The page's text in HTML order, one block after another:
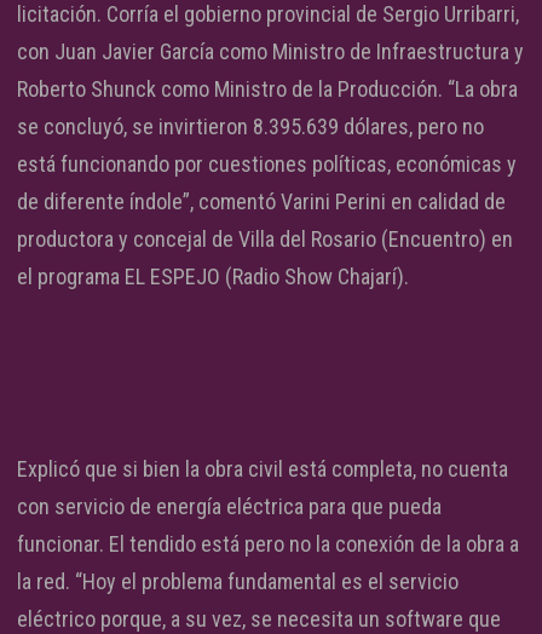
licitación. Corría el gobierno provincial de Sergio Urribarri,
con Juan Javier García como Ministro de Infraestructura y
Roberto Shunck como Ministro de la Producción. “La obra
se concluyó, se invirtieron 8.395.639 dólares, pero no
está funcionando por cuestiones políticas, económicas y
de diferente índole”, comentó Varini Perini en calidad de
productora y concejal de Villa del Rosario (Encuentro) en
el programa EL ESPEJO (Radio Show Chajarí).
Explicó que si bien la obra civil está completa, no cuenta
con servicio de energía eléctrica para que pueda
funcionar. El tendido está pero no la conexión de la obra a
la red. “Hoy el problema fundamental es el servicio
eléctrico porque, a su vez, se necesita un software que